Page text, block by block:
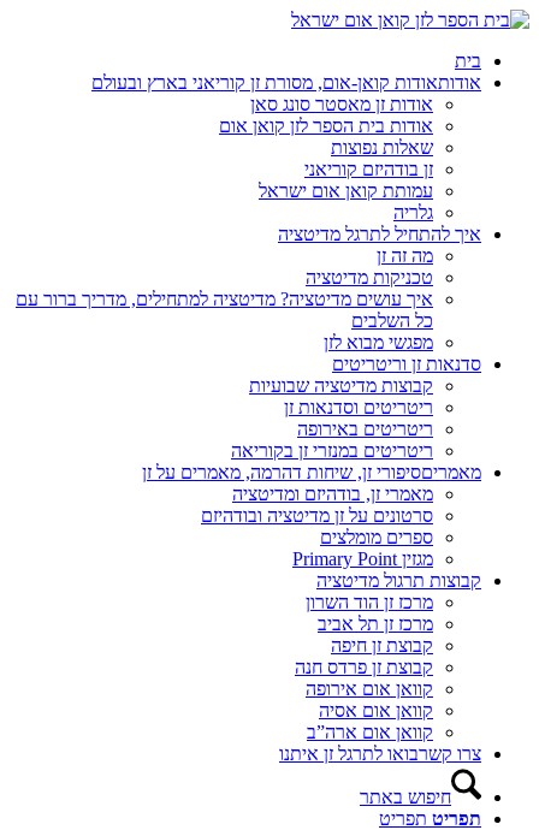
בית
אודותאודות קואן-אום, מסורת זן קוריאני בארץ ובעולם
אודות זן מאסטר סונג סאן
אודות בית הספר לזן קואן אום
שאלות נפוצות
זן בודהיזם קוריאני
עמותת קואן אום ישראל
גלריה
איך להתחיל לתרגל מדיטציה
מה זה זן
טכניקות מדיטציה
איך עושים מדיטציה? מדיטציה למתחילים, מדריך ברור עם
כל השלבים
מפגשי מבוא לזן
סדנאות זן וריטריטים
קבוצות מדיטציה שבועיות
ריטריטים וסדנאות זן
ריטריטים באירופה
ריטריטים במנזרי זן בקוריאה
מאמריםסיפורי זן, שיחות דהרמה, מאמרים על זן
מאמרי זן, בודהיזם ומדיטציה
סרטונים על זן מדיטציה ובודהיזם
ספרים מומלצים
מגזין Primary Point
קבוצות תרגול מדיטציה
מרכז זן הוד השרון
מרכז זן תל אביב
קבוצת זן חיפה
קבוצת זן פרדס חנה
קוואן אום אירופה
קוואן אום אסיה
קוואן אום ארה”ב
צרו קשרבואו לתרגל זן איתנו
חיפוש באתר
תפריט תפריט